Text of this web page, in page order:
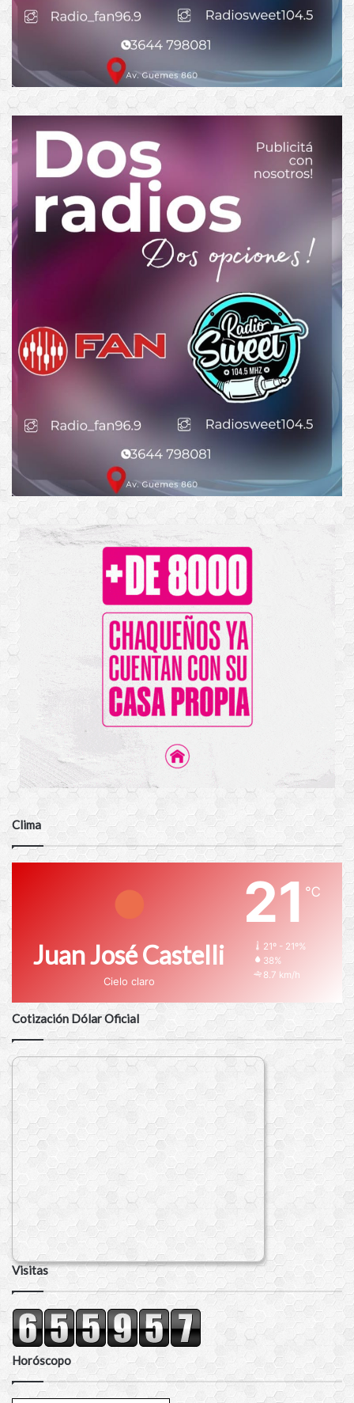
Clima
Juan José Castelli
Cielo claro
21℃
21º - 21º%
38%
8.7 km/h
Cotización Dólar Oficial
Visitas
Horóscopo